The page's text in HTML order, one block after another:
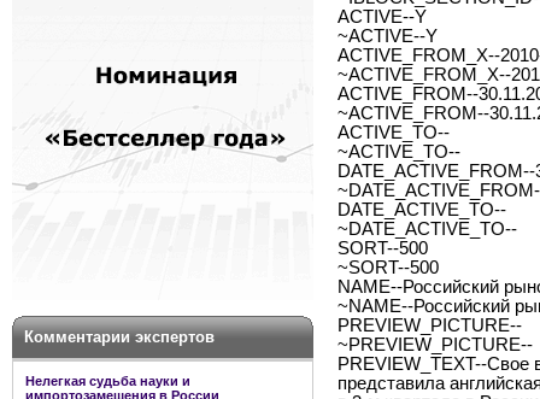
Комментарии экспертов
Нелегкая судьба науки и
импортозамещения в России
ACTIVE--Y
~ACTIVE--Y
ACTIVE_FROM_X--
~ACTIVE_FROM_X--
ACTIVE_FROM--
~ACTIVE_FROM--
ACTIVE_TO--
~ACTIVE_TO--
DATE_ACTIVE_FROM--
DATE_ACTIVE_TO--
~DATE_ACTIVE_TO--
SORT--500
~SORT--500
NAME--Российский
~NAME--Российский
PREVIEW_PICTURE--
~PREVIEW_PICTURE--
PREVIEW_TEXT--Свое
представила